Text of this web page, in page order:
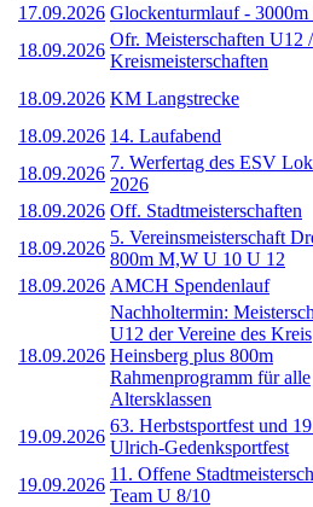
17.09.2026 Glockenturmlauf -
18.09.2026
Ofr. Meisterschaften U12 /
Kreismeisterschaften
18.09.2026 KM Langstrecke
18.09.2026 14. Laufabend
18.09.2026
7. Werfertag des ESV
2026
18.09.2026 Off. Stadtmeisterschaften
18.09.2026
5. Vereinsmeisterschaft
800m M,W U 10 U 12
18.09.2026 AMCH Spendenlauf
18.09.2026
Nachholtermin:
U12 der Vereine des Kreis
Heinsberg plus 800m
Rahmenprogramm für alle
Altersklassen
19.09.2026
63. Herbstsportfest und
Ulrich-Gedenksportfest
19.09.2026
11. Offene
Team U 8/10